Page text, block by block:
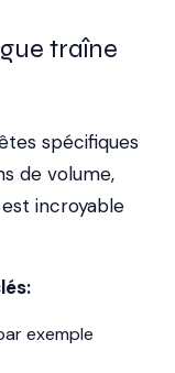
traîne
spécifiques
de volume,
incroyable
exemple